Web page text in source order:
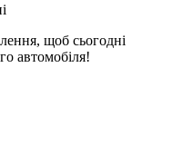
щоб сьогодні
автомобіля!